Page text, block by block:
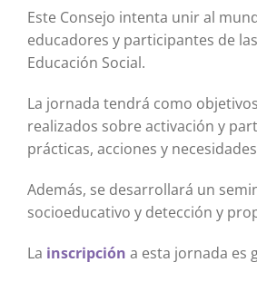
Este Consejo intenta unir al
educadores y participantes de
Educación Social.
La jornada tendrá como
realizados sobre activación y
prácticas, acciones y
Además, se desarrollará un
socioeducativo y detección y
La inscripción a esta jornada es